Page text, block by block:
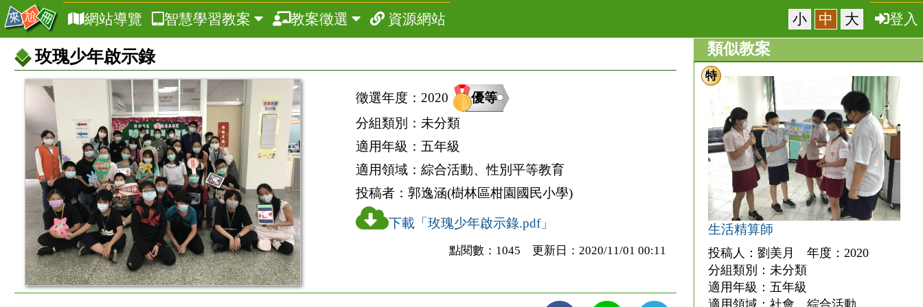
網站導覽 智慧學習教案 教案徵選 資源網站 小 中 大 登入
玫瑰少年啟示錄
教
案
資
訊
徵選年度： 2020
優等
分組類別： 未分類
適用年級： 五年級
適用領域： 綜合活動、性別平等教育
投稿者： 郭逸涵(樹林區柑園國民小學)
下載「玫瑰少年啟示錄.pdf」
點閱數：1045 更新日：2020/11/01 00:11
類似教案
生活精算師
特
投稿人：劉美月 年度：2020
分組類別：未分類
適用年級：五年級
適用領域：社會、綜合活動